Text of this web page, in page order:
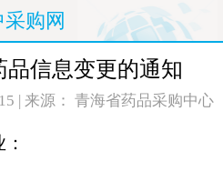
购网
品信息变更的通知
| 来源： 青海省药品采购中心